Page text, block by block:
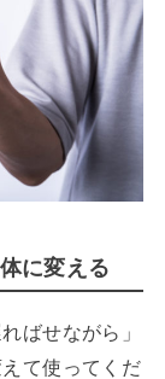
に変える
ばせながら」
て使ってくだ